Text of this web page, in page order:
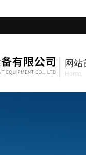
网站
Home